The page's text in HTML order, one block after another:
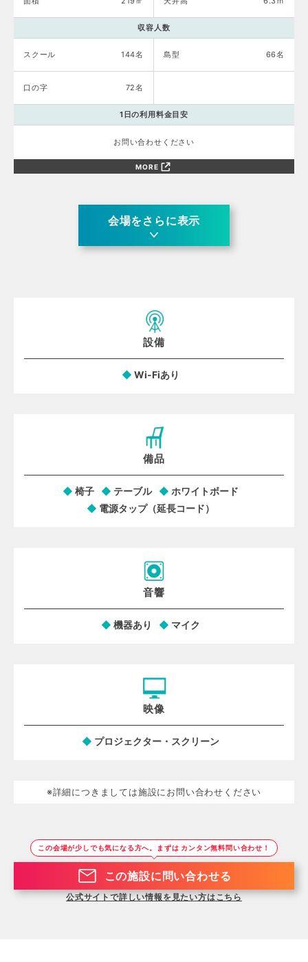
収容人数
スクール 144名 島型 66名
口の字 72名
1日の利用料金目安
お問い合わせください
MORE
会場をさらに表示
設備
Wi-Fiあり
備品
椅子 テーブル
ホワイトボード
電源タップ（延長コード）
音響
機器あり マイク
映像
プロジェクター・スクリーン
※詳細につきましては施設にお問い合わせください
この会場が少しでも気になる方へ。まずは カンタン無料問い合わせ！
この施設に問い合わせる
公式サイトで詳しい情報を見たい方はこちら